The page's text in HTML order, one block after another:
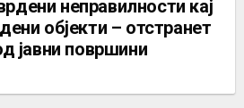
неправилности кај
објекти – отстранет
јавни површини